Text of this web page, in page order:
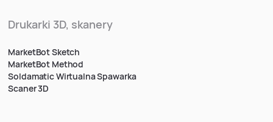
Drukarki 3D, skanery
MarketBot Sketch
MarketBot Method
Soldamatic Wirtualna Spawarka
Scaner 3D